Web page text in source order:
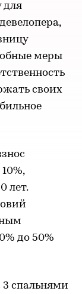
для
меры
своих
лет.
до 50%
спальнями